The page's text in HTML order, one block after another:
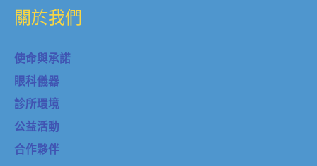
關於我們
使命與承諾
眼科儀器
診所環境
公益活動
合作夥伴